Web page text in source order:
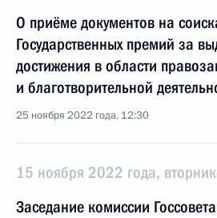
О приёме документов на
Государственных премий за
достижения в области
и благотворительной
25 ноября 2022 года, 12:30
15 ноября 2022 года, вторник
Заседание комиссии